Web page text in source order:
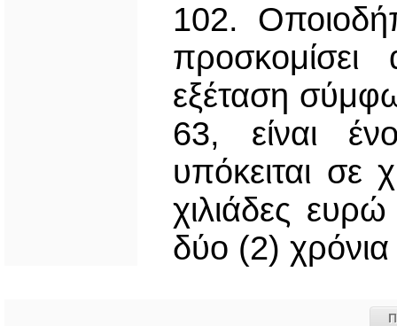
102.
εξέταση
63, είναι
υπόκειται σε
χιλιάδες
δύο (2) χρόνια